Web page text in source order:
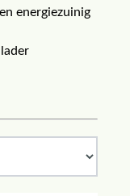
energiezuinig